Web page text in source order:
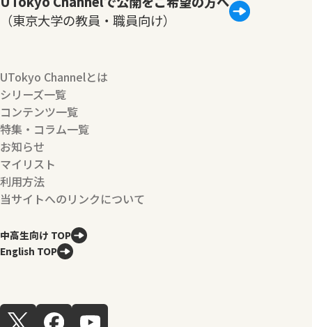
（東京大学の教員・職員向け）
UTokyo Channelとは
シリーズ一覧
コンテンツ一覧
特集・コラム一覧
お知らせ
マイリスト
利用方法
当サイトへのリンクについて
中高生向け TOP
English TOP